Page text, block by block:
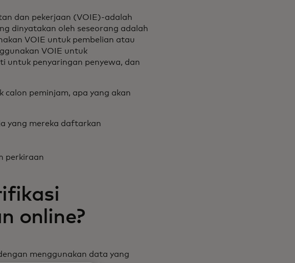
dan pekerjaan (VOIE)-adalah
dinyatakan oleh seseorang adalah
VOIE untuk pembelian atau
VOIE untuk
untuk penyaringan penyewa, dan
calon peminjam, apa yang akan
yang mereka daftarkan
perkiraan
online?
menggunakan data yang